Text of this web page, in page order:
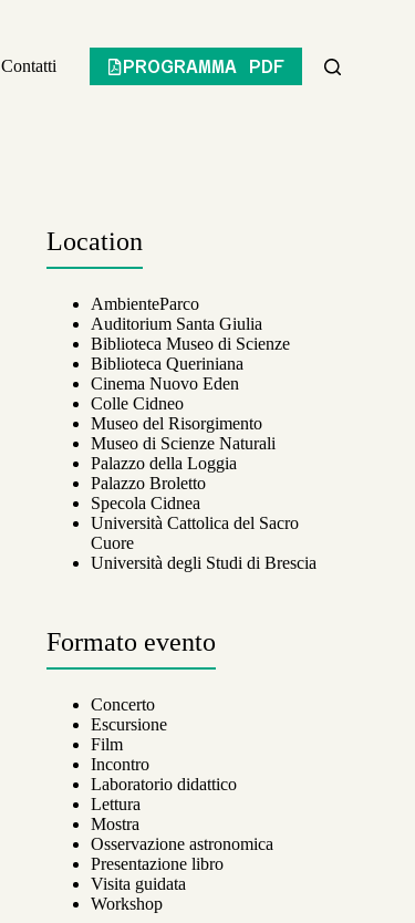
Contatti PROGRAMMA PDF
Location
AmbienteParco
Auditorium Santa Giulia
Biblioteca Museo di Scienze
Biblioteca Queriniana
Cinema Nuovo Eden
Colle Cidneo
Museo del Risorgimento
Museo di Scienze Naturali
Palazzo della Loggia
Palazzo Broletto
Specola Cidnea
Università Cattolica del Sacro
Cuore
Università degli Studi di Brescia
Formato evento
Concerto
Escursione
Film
Incontro
Laboratorio didattico
Lettura
Mostra
Osservazione astronomica
Presentazione libro
Visita guidata
Workshop